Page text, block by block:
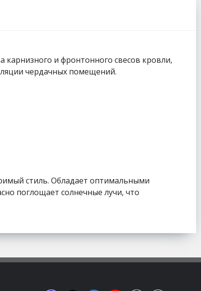
и фронтонного свесов кровли,
чердачных помещений.
стиль. Обладает оптимальными
поглощает солнечные лучи, что